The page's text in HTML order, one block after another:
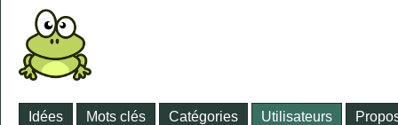
Idées Mots clés Catégories Utilisateurs